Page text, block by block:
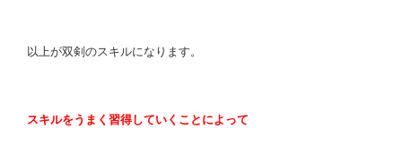
以上が双剣のスキルになります。
スキルをうまく習得していくことによって